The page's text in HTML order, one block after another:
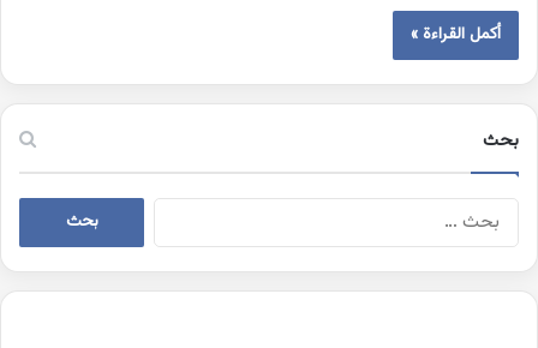
أكمل القراءة »
بحث
البحث